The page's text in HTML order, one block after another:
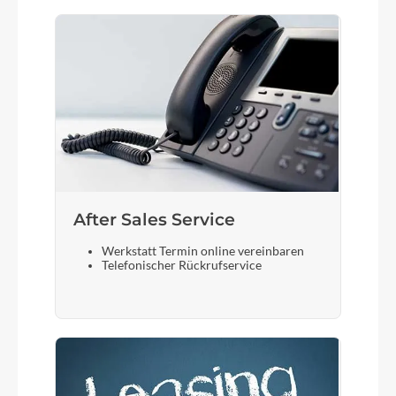
After Sales Service
Werkstatt Termin online vereinbaren
Telefonischer Rückrufservice